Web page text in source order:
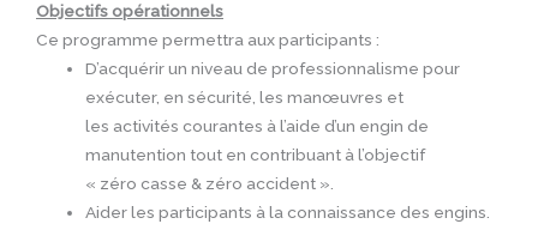
Objectifs opérationnels
Ce programme permettra aux participants :
D’acquérir un niveau de professionnalisme pour
exécuter, en sécurité, les manœuvres et
les activités courantes à l’aide d’un engin de
manutention tout en contribuant à l’objectif
« zéro casse & zéro accident ».
Aider les participants à la connaissance des engins.